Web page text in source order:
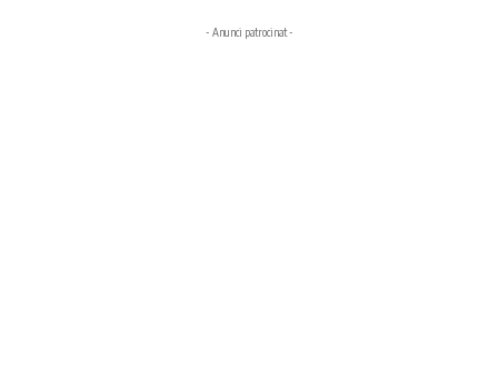
- Anunci patrocinat -